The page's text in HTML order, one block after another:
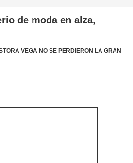
de moda en alza,
VEGA NO SE PERDIERON LA GRAN